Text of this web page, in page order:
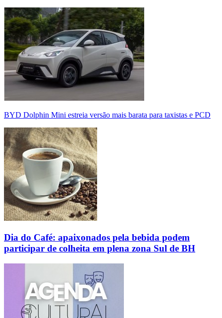
BYD Dolphin Mini estreia versão mais barata para taxistas e PCD
Dia do Café: apaixonados pela bebida podem
participar de colheita em plena zona Sul de BH